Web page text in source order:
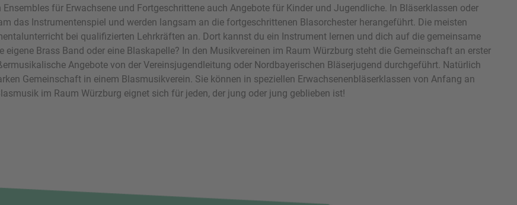
für Erwachsene und Fortgeschrittene auch Angebote für Kinder und Jugendliche. In Bläserklassen oder
das Instrumentenspiel und werden langsam an die fortgeschrittenen Blasorchester herangeführt. Die meisten
bei qualifizierten Lehrkräften an. Dort kannst du ein Instrument lernen und dich auf die gemeinsame
Brass Band oder eine Blaskapelle? In den Musikvereinen im Raum Würzburg steht die Gemeinschaft an erster
Angebote von der Vereinsjugendleitung oder Nordbayerischen Bläserjugend durchgeführt. Natürlich
Gemeinschaft in einem Blasmusikverein. Sie können in speziellen Erwachsenenbläserklassen von Anfang an
im Raum Würzburg eignet sich für jeden, der jung oder jung geblieben ist!